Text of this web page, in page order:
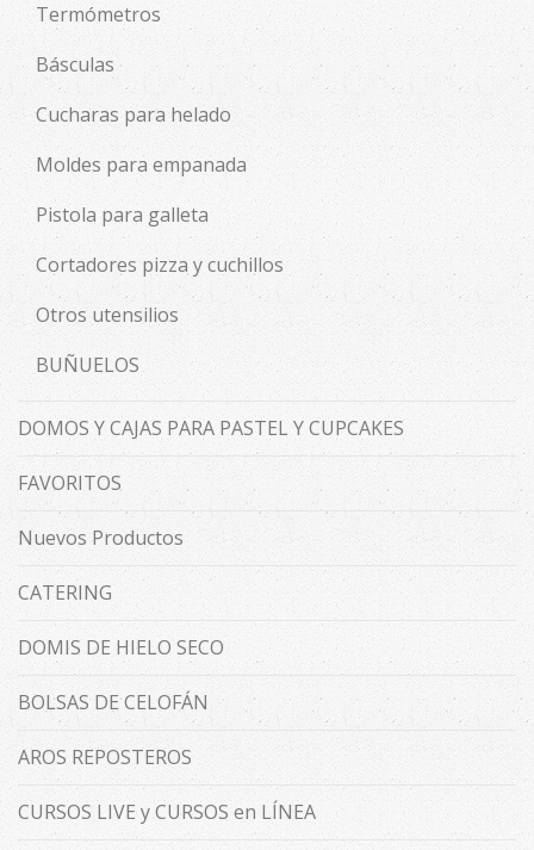
Termómetros
Básculas
Cucharas para helado
Moldes para empanada
Pistola para galleta
Cortadores pizza y cuchillos
Otros utensilios
BUÑUELOS
DOMOS Y CAJAS PARA PASTEL Y CUPCAKES
FAVORITOS
Nuevos Productos
CATERING
DOMIS DE HIELO SECO
BOLSAS DE CELOFÁN
AROS REPOSTEROS
CURSOS LIVE y CURSOS en LÍNEA